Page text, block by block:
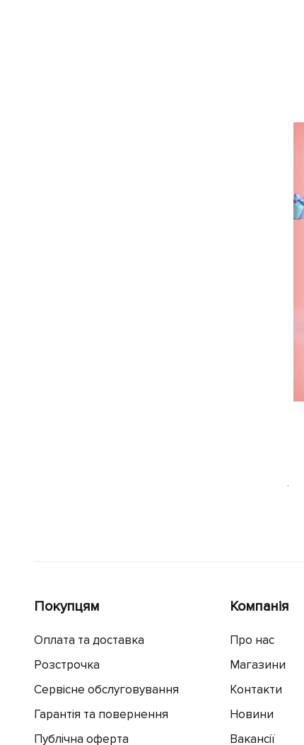
.
Покупцям
Оплата та доставка
Розстрочка
Сервісне обслуговування
Гарантія та повернення
Публічна оферта
Компанія
Про нас
Магазини
Контакти
Новини
Вакансії